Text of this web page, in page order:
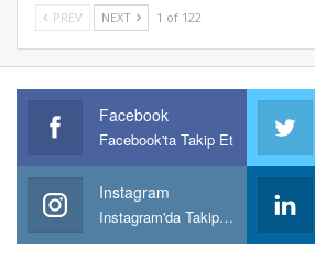
PREV NEXT 1 of 122
Facebook
Facebook'ta Takip Et
Instagram
Instagram'da Takipt Et